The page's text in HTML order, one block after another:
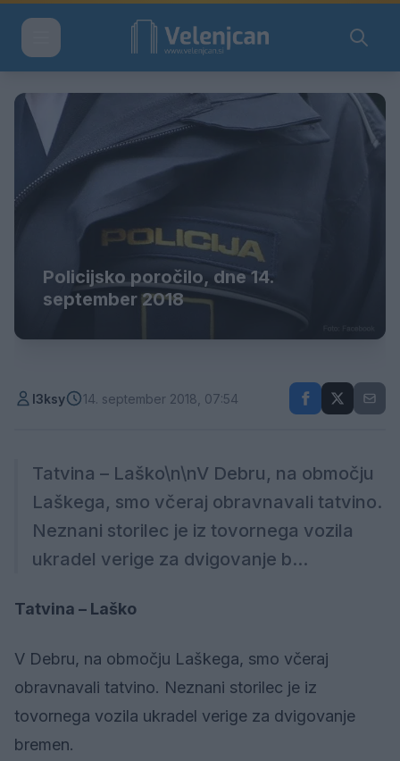
Policijsko poročilo, dne 14.
september 2018
l3ksy 14. september 2018, 07:54
Tatvina – Laško\n\nV Debru, na območju
Laškega, smo včeraj obravnavali tatvino.
Neznani storilec je iz tovornega vozila
ukradel verige za dvigovanje b...
Tatvina – Laško
V Debru, na območju Laškega, smo včeraj
obravnavali tatvino. Neznani storilec je iz
tovornega vozila ukradel verige za dvigovanje
bremen.